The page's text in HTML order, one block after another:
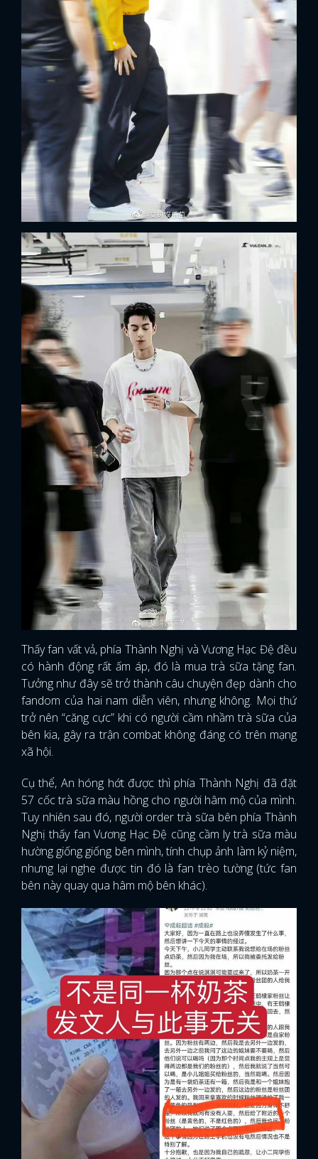
Thấy fan vất vả, phía Thành Nghị và Vương Hạc Đệ đều
có hành động rất ấm áp, đó là mua trà sữa tặng fan.
Tưởng như đây sẽ trở thành câu chuyện đẹp dành cho
fandom của hai nam diễn viên, nhưng không. Mọi thứ
trở nên “căng cực” khi có người cầm nhầm trà sữa của
bên kia, gây ra trận combat không đáng có trên mạng
xã hội.
Cụ thể, An hóng hớt được thì phía Thành Nghị đã đặt
57 cốc trà sữa màu hồng cho người hâm mộ của mình.
Tuy nhiên sau đó, người order trà sữa bên phía Thành
Nghị thấy fan Vương Hạc Đệ cũng cầm ly trà sữa màu
hường giống giống bên mình, tính chụp ảnh làm kỷ niệm,
nhưng lại nghe được tin đó là fan trèo tường (tức fan
bên này quay qua hâm mộ bên khác).